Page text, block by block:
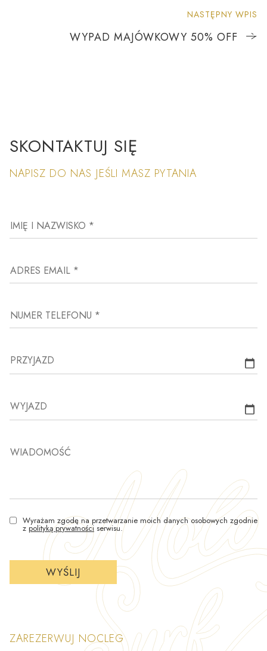
NASTĘPNY WPIS
WYPAD MAJÓWKOWY 50% OFF
SKONTAKTUJ SIĘ
NAPISZ DO NAS JEŚLI MASZ PYTANIA
IMIĘ I NAZWISKO *
ADRES EMAIL *
NUMER TELEFONU *
PRZYJAZD
WYJAZD
WIADOMOŚĆ
Wyrażam zgodę na przetwarzanie moich danych osobowych zgodnie
z polityką prywatności serwisu.
ZAREZERWUJ NOCLEG